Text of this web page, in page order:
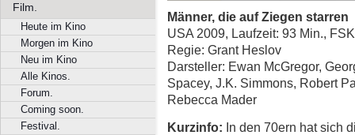
Film.
Heute im Kino
Morgen im Kino
Neu im Kino
Alle Kinos.
Forum.
Coming soon.
Festival.
Männer, die auf Ziegen starren
USA 2009, Laufzeit: 93 Min.,
Regie: Grant Heslov
Darsteller: Ewan McGregor,
Spacey, J.K. Simmons, Robert
Rebecca Mader
Kurzinfo: In den 70ern hat sich